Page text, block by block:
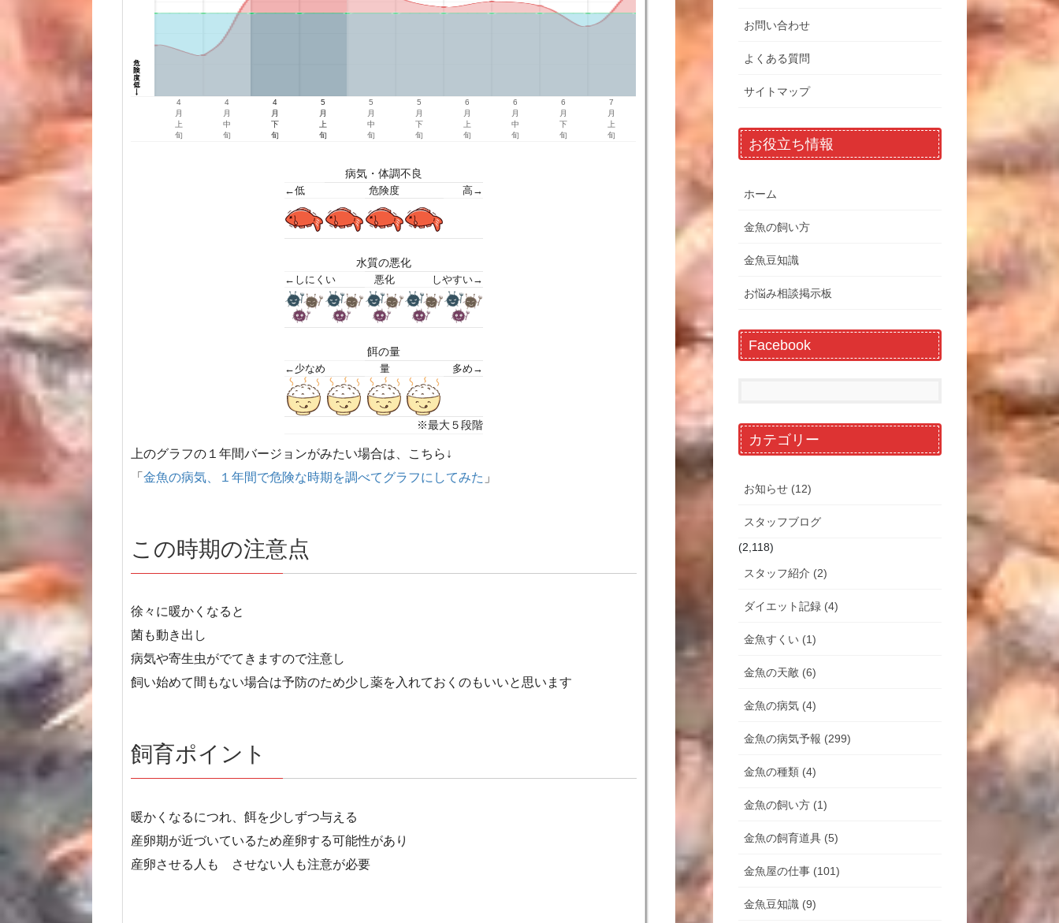
4
月
上
旬
4
月
中
旬
4
月
下
旬
5
月
上
旬
5
月
中
旬
5
月
下
旬
6
月
上
旬
6
月
中
旬
6
月
下
旬
7
月
上
旬
病気・体調不良
←低 危険度 高→
水質の悪化
←しにくい 悪化 しやすい→
餌の量
←少なめ 量 多め→
※最大５段階
上のグラフの１年間バージョンがみたい場合は、こちら↓
「金魚の病気、１年間で危険な時期を調べてグラフにしてみた 」
この時期の注意点
徐々に暖かくなると
菌も動き出し
病気や寄生虫がでてきますので注意し
飼い始めて間もない場合は予防のため少し薬を入れておくのもいいと思います
飼育ポイント
暖かくなるにつれ、餌を少しずつ与える
産卵期が近づいているため産卵する可能性があり
産卵させる人も させない人も注意が必要
お問い合わせ
よくある質問
サイトマップ
お役立ち情報
ホーム
金魚の飼い方
金魚豆知識
お悩み相談掲示板
Facebook
カテゴリー
お知らせ (12)
スタッフブログ
(2,118)
スタッフ紹介 (2)
ダイエット記録 (4)
金魚すくい (1)
金魚の天敵 (6)
金魚の病気 (4)
金魚の病気予報 (299)
金魚の種類 (4)
金魚の飼い方 (1)
金魚の飼育道具 (5)
金魚屋の仕事 (101)
金魚豆知識 (9)